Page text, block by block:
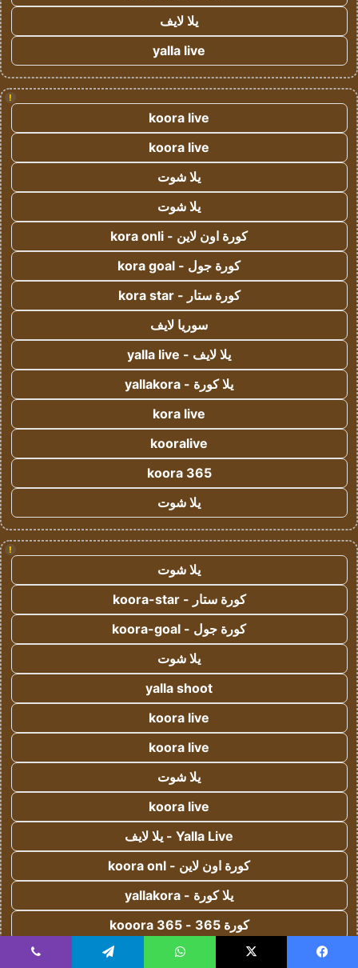
يلا لايف
yalla live
!
koora live
koora live
يلا شوت
يلا شوت
كورة اون لاين - kora onli
كورة جول - kora goal
كورة ستار - kora star
سوريا لايف
يلا لايف - yalla live
يلا كورة - yallakora
kora live
kooralive
koora 365
يلا شوت
!
يلا شوت
كورة ستار - koora-star
كورة جول - koora-goal
يلا شوت
yalla shoot
koora live
koora live
يلا شوت
koora live
Yalla Live - يلا لايف
كورة اون لاين - koora onl
يلا كورة - yallakora
كورة 365 - kooora 365
اس جول - AS Goal